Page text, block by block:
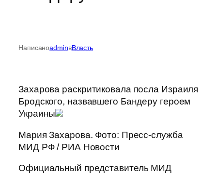
НаписаноadminвВласть
Захарова раскритиковала посла Израиля
Бродского, назвавшего Бандеру героем
Украины
Мария Захарова. Фото: Пресс-служба
МИД РФ / РИА Новости
Официальный представитель МИД